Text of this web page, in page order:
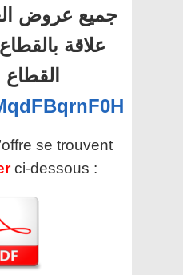
جميع عروض
علاقة
se trouvent
ci-dessous :